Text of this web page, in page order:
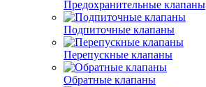
Предохранительные клапаны
Подпиточные клапаны
Перепускные клапаны
Обратные клапаны